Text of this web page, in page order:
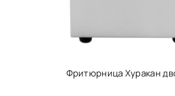
Фритюрница Хуракан